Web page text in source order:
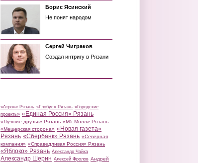
Борис Ясинский
Не понят народом
Сергей Чиграков
Создал интригу в Рязани
«Атрон» Рязань «Глобус» Рязань «Городские
проекты» «Единая Россия» Рязань
«Лучшие друзья» Рязань «М5 Молл» Рязань
«Мещерская сторона» «Новая газета»
Рязань «Сбербанк» Рязань «Северная
компания» «Справедливая Россия» Рязань
«Яблоко» Рязань Александр Чайка
Александр Шерин Алексей Фролов Андрей